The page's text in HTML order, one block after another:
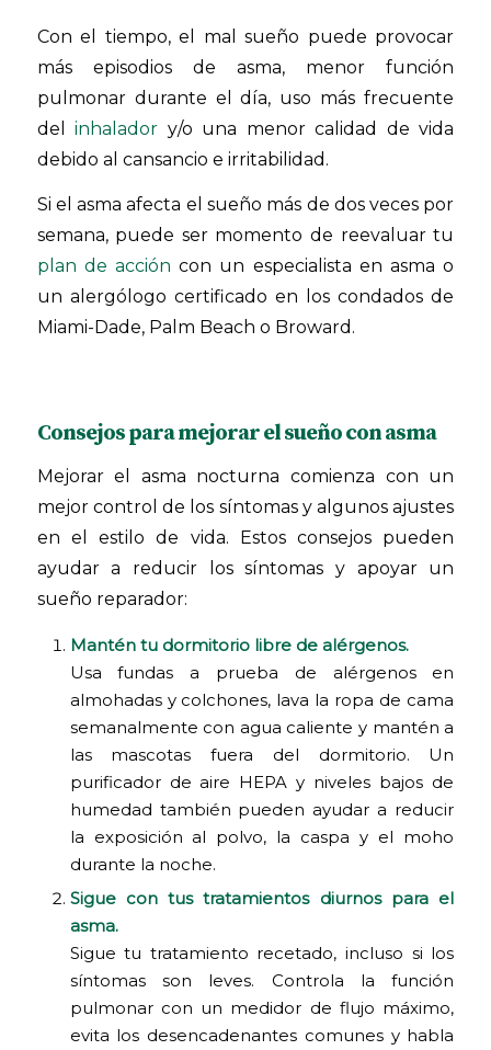
Con el tiempo, el mal sueño puede provocar
más episodios de asma, menor función
pulmonar durante el día, uso más frecuente
delinhalador y/o una menor calidad de vida
debido al cansancio e irritabilidad.
Si el asma afecta el sueño más de dos veces por
semana, puede ser momento de reevaluar tu
plan de acción con un especialista en asma o
un alergólogo certificado en los condados de
Miami-Dade, Palm Beach o Broward.
Consejos para mejorar el sueño con asma
Mejorar el asma nocturna comienza con un
mejor control de los síntomas y algunos ajustes
en el estilo de vida. Estos consejos pueden
ayudar a reducir los síntomas y apoyar un
sueño reparador:
Mantén tu dormitorio libre de alérgenos.
Usa fundas a prueba de alérgenos en
almohadas y colchones, lava la ropa de cama
semanalmente con agua caliente y mantén a
las mascotas fuera del dormitorio. Un
purificador de aire HEPA y niveles bajos de
humedad también pueden ayudar a reducir
la exposición al polvo, la caspa y el moho
durante la noche.
Sigue con tus tratamientos diurnos para el
asma.
Sigue tu tratamiento recetado, incluso si los
síntomas son leves. Controla la función
pulmonar con un medidor de flujo máximo,
evita los desencadenantes comunes y habla